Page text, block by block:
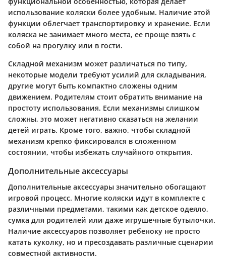
использование коляски более удобным. Наличие этой
функции облегчает транспортировку и хранение. Если
коляска не занимает много места, ее проще взять с
собой на прогулку или в гости.
Складной механизм может различаться по типу,
некоторые модели требуют усилий для складывания,
другие могут быть компактно сложены одним
движением. Родителям стоит обратить внимание на
простоту использования. Если механизмы слишком
сложны, это может негативно сказаться на желании
детей играть. Кроме того, важно, чтобы складной
механизм крепко фиксировался в сложенном
состоянии, чтобы избежать случайного открытия.
Дополнительные аксессуары
Дополнительные аксессуары значительно обогащают
игровой процесс. Многие коляски идут в комплекте с
различными предметами, такими как детское одеяло,
сумка для родителей или даже игрушечные бутылочки.
Наличие аксессуаров позволяет ребеноку не просто
катать куколку, но и пресоздавать различные сценарии
совместной активности.